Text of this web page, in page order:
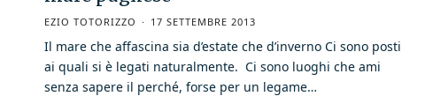
EZIO TOTORIZZO 17 SETTEMBRE 2013
Il mare che affascina sia d’estate che d’inverno Ci sono posti
ai quali si è legati naturalmente. Ci sono luoghi che ami
senza sapere il perché, forse per un legame…